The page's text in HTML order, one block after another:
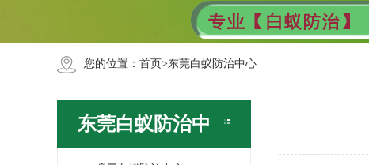
您的位置： 首页>东莞白蚁防治中心
东莞白蚁防治中